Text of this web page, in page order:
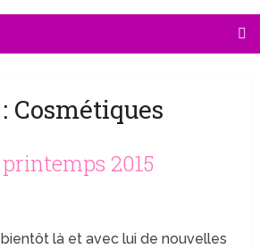
Cosmétiques
2015
là et avec lui de nouvelles